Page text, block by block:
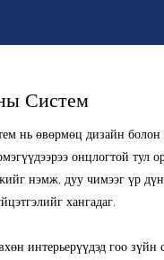
Систем
нь өвөрмөц дизайн болон
онцлогтой тул
нэмж, дуу чимээг үр
хангадаг.
интерьерүүдэд гоо зүйн